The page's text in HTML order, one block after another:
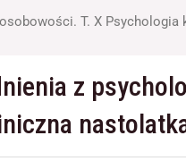
T. X
z